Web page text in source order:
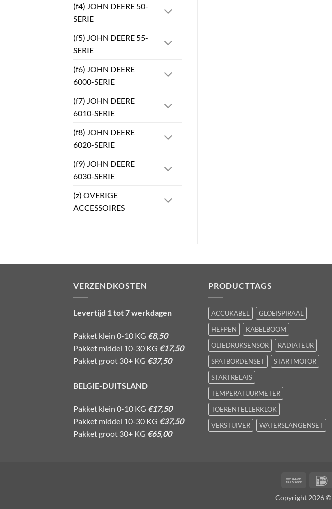
(f4) JOHN DEERE 50-
SERIE
(f5) JOHN DEERE 55-
SERIE
(f6) JOHN DEERE
6000-SERIE
(f7) JOHN DEERE
6010-SERIE
(f8) JOHN DEERE
6020-SERIE
(f9) JOHN DEERE
6030-SERIE
(z) OVERIGE
ACCESSOIRES
VERZENDKOSTEN
Levertijd 1 tot 7 werkdagen
Pakket klein 0-10 KG €8,50
Pakket middel 10-30 KG €17,50
Pakket groot 30+ KG €37,50
BELGIE-DUITSLAND
Pakket klein 0-10 KG €17,50
Pakket middel 10-30 KG €37,50
Pakket groot 30+ KG €65,00
PRODUCTTAGS
ACCUKABEL
GLOEISPIRAAL
HEFPEN
KABELBOOM
OLIEDRUKSENSOR
RADIATEUR
SPATBORDENSET
STARTMOTOR
STARTRELAIS
TEMPERATUURMETER
TOERENTELLERKLOK
VERSTUIVER
WATERSLANGENSET
Bank
Copyright 2026 ©